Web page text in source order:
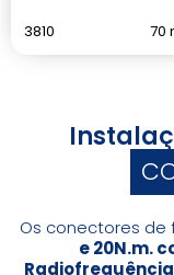
3810 70
Os conectores de
e 20N.m.
Radiofrequência